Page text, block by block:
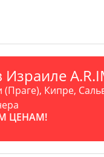
Кипре,
ЦЕНАМ!